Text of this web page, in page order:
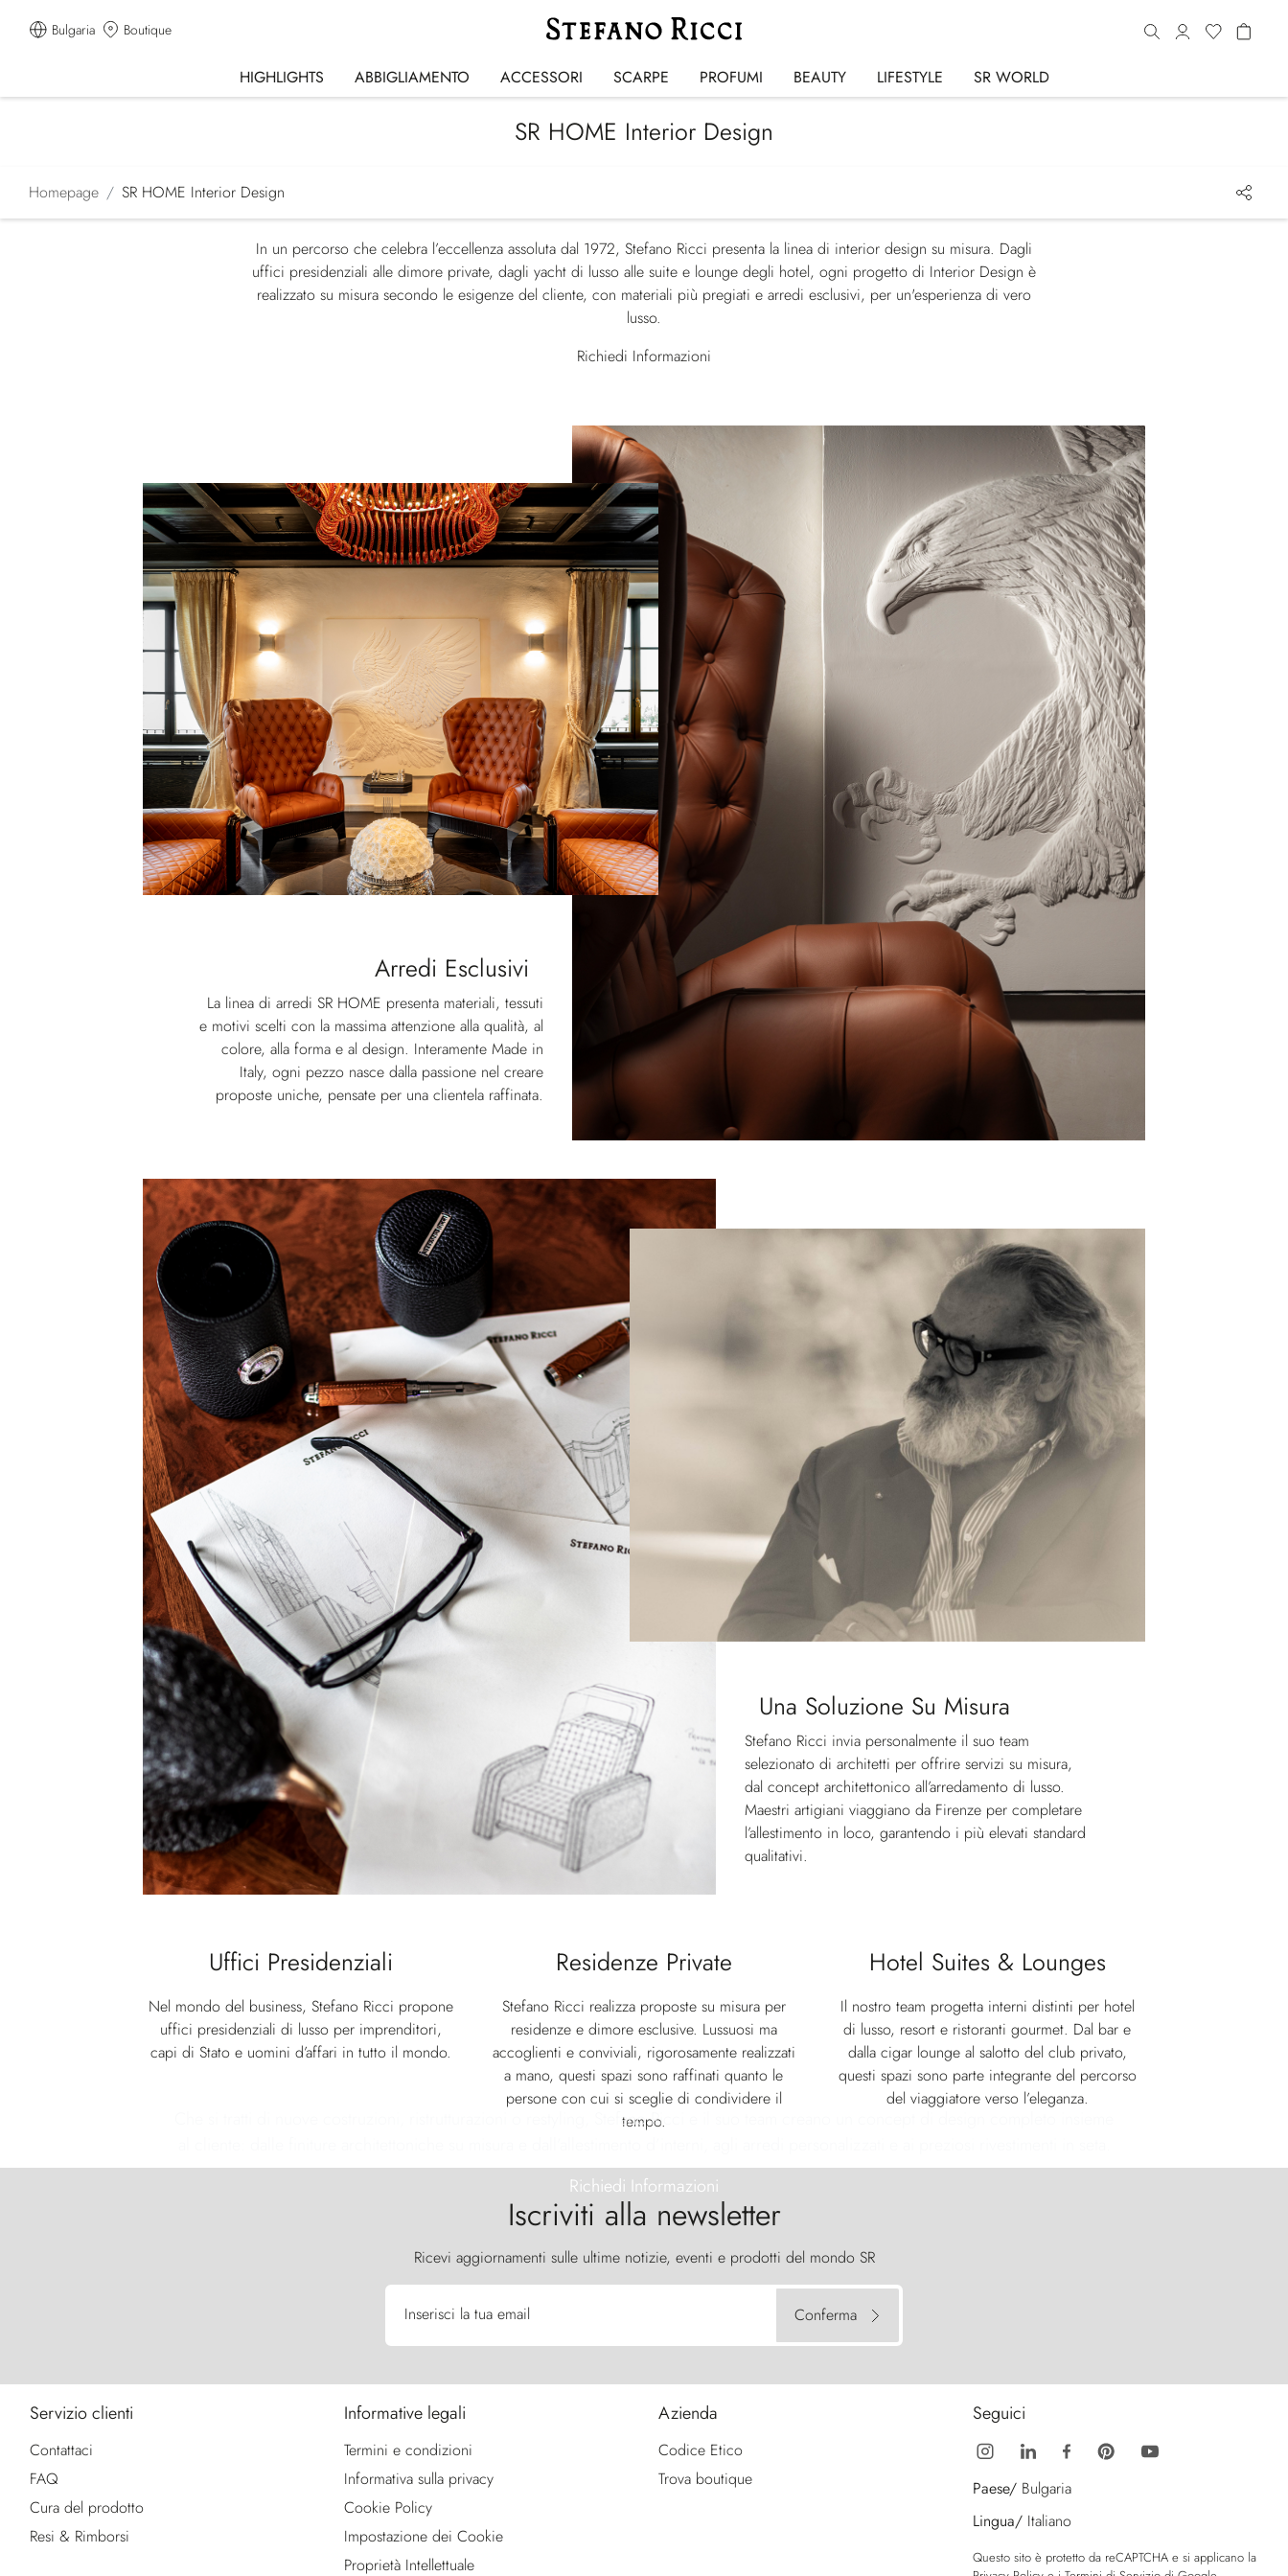
Bulgaria Boutique
HIGHLIGHTS ABBIGLIAMENTO ACCESSORI SCARPE PROFUMI BEAUTY LIFESTYLE SR WORLD
SR HOME Interior Design
Homepage SR HOME Interior Design
In un percorso che celebra l’eccellenza assoluta dal 1972, Stefano Ricci presenta la linea di interior design su misura. Dagli
uffici presidenziali alle dimore private, dagli yacht di lusso alle suite e lounge degli hotel, ogni progetto di Interior Design è
realizzato su misura secondo le esigenze del cliente, con materiali più pregiati e arredi esclusivi, per un'esperienza di vero
lusso.
Richiedi Informazioni
Arredi Esclusivi
La linea di arredi SR HOME presenta materiali, tessuti
e motivi scelti con la massima attenzione alla qualità, al
colore, alla forma e al design. Interamente Made in
Italy, ogni pezzo nasce dalla passione nel creare
proposte uniche, pensate per una clientela raffinata.
Una Soluzione Su Misura
Stefano Ricci invia personalmente il suo team
selezionato di architetti per offrire servizi su misura,
dal concept architettonico all’arredamento di lusso.
Maestri artigiani viaggiano da Firenze per completare
l’allestimento in loco, garantendo i più elevati standard
qualitativi.
Uffici Presidenziali
Nel mondo del business, Stefano Ricci propone
uffici presidenziali di lusso per imprenditori,
capi di Stato e uomini d’affari in tutto il mondo.
Residenze Private
Stefano Ricci realizza proposte su misura per
residenze e dimore esclusive. Lussuosi ma
accoglienti e conviviali, rigorosamente realizzati
a mano, questi spazi sono raffinati quanto le
persone con cui si sceglie di condividere il
tempo.
Hotel Suites & Lounges
Il nostro team progetta interni distinti per hotel
di lusso, resort e ristoranti gourmet. Dal bar e
dalla cigar lounge al salotto del club privato,
questi spazi sono parte integrante del percorso
del viaggiatore verso l’eleganza.
Che si tratti di nuove costruzioni, ristrutturazioni o restyling, Stefano Ricci e il suo team creano un concept di design completo insieme
Richiedi Informazioni
Iscriviti alla newsletter
Ricevi aggiornamenti sulle ultime notizie, eventi e prodotti del mondo SR
Inserisci la tua email Conferma
Servizio clienti
Contattaci
FAQ
Cura del prodotto
Resi & Rimborsi
Informative legali
Termini e condizioni
Informativa sulla privacy
Cookie Policy
Impostazione dei Cookie
Proprietà Intellettuale
Azienda
Codice Etico
Trova boutique
Seguici
Paese/ Bulgaria
Lingua/ Italiano
Questo sito è protetto da reCAPTCHA e si applicano la